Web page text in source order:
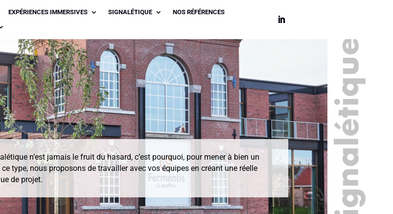
EXPÉRIENCES IMMERSIVES SIGNALÉTIQUE
NOS RÉFÉRENCES
Signalétique
n’est jamais le fruit du hasard, c’est pourquoi, pour mener à bien un
ce type, nous proposons de travailler avec vos équipes en créant une réelle
de projet.